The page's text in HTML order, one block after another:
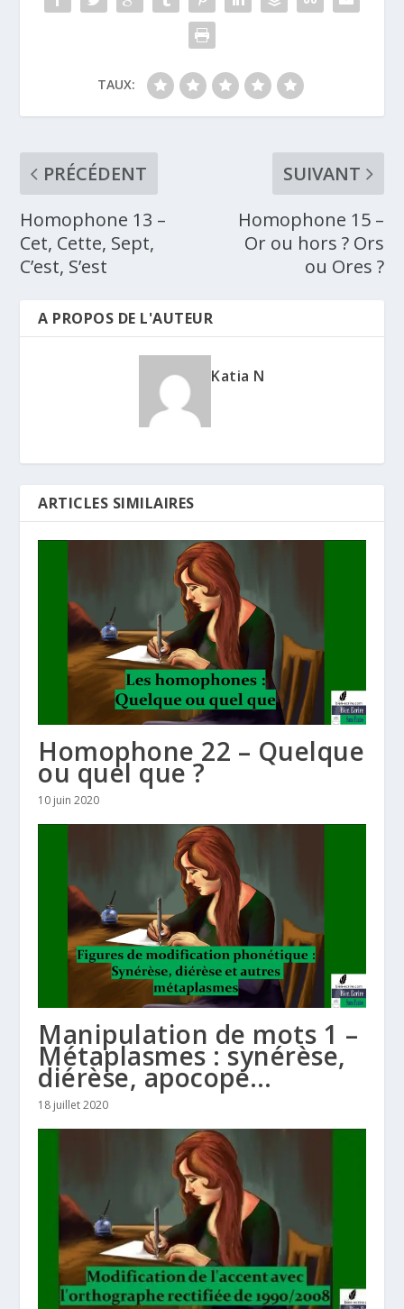
TAUX:
PRÉCÉDENT
Homophone 13 –
Cet, Cette, Sept,
C’est, S’est
SUIVANT
Homophone 15 –
Or ou hors ? Ors
ou Ores ?
A PROPOS DE L'AUTEUR
Katia N
ARTICLES SIMILAIRES
Homophone 22 – Quelque
ou quel que ?
10 juin 2020
Manipulation de mots 1 –
Métaplasmes : synérèse,
diérèse, apocope…
18 juillet 2020